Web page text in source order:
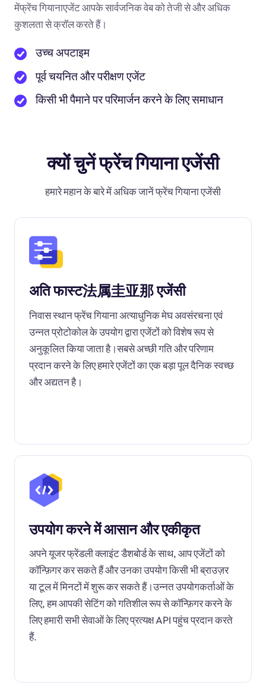
मेंफ्रेंच गियानाएजेंट आपके सार्वजनिक वेब को तेजी से और अधिक
कुशलता से क्रॉल करते हैं।
उच्च अपटाइम
पूर्व चयनित और परीक्षण एजेंट
किसी भी पैमाने पर परिमार्जन करने के लिए समाधान
क्यों चुनें फ्रेंच गियाना एजेंसी
हमारे महान के बारे में अधिक जानें फ्रेंच गियाना एजेंसी
अति फास्ट法属圭亚那 एजेंसी
निवास स्थान फ्रेंच गियाना अत्याधुनिक मेघ अवसंरचना एवं
उन्नत प्रोटोकोल के उपयोग द्वारा एजेंटों को विशेष रूप से
अनुकूलित किया जाता है।सबसे अच्छी गति और परिणाम
प्रदान करने के लिए हमारे एजेंटों का एक बड़ा पूल दैनिक स्वच्छ
और अद्यतन है।
उपयोग करने में आसान और एकीकृत
अपने यूजर फ्रेंडली क्लाइंट डैशबोर्ड के साथ, आप एजेंटों को
कॉन्फ़िगर कर सकते हैं और उनका उपयोग किसी भी ब्राउज़र
या टूल में मिनटों में शुरू कर सकते हैं।उन्नत उपयोगकर्ताओं के
लिए, हम आपकी सेटिंग को गतिशील रूप से कॉन्फ़िगर करने के
लिए हमारी सभी सेवाओं के लिए प्रत्यक्ष API पहुंच प्रदान करते
हैं.